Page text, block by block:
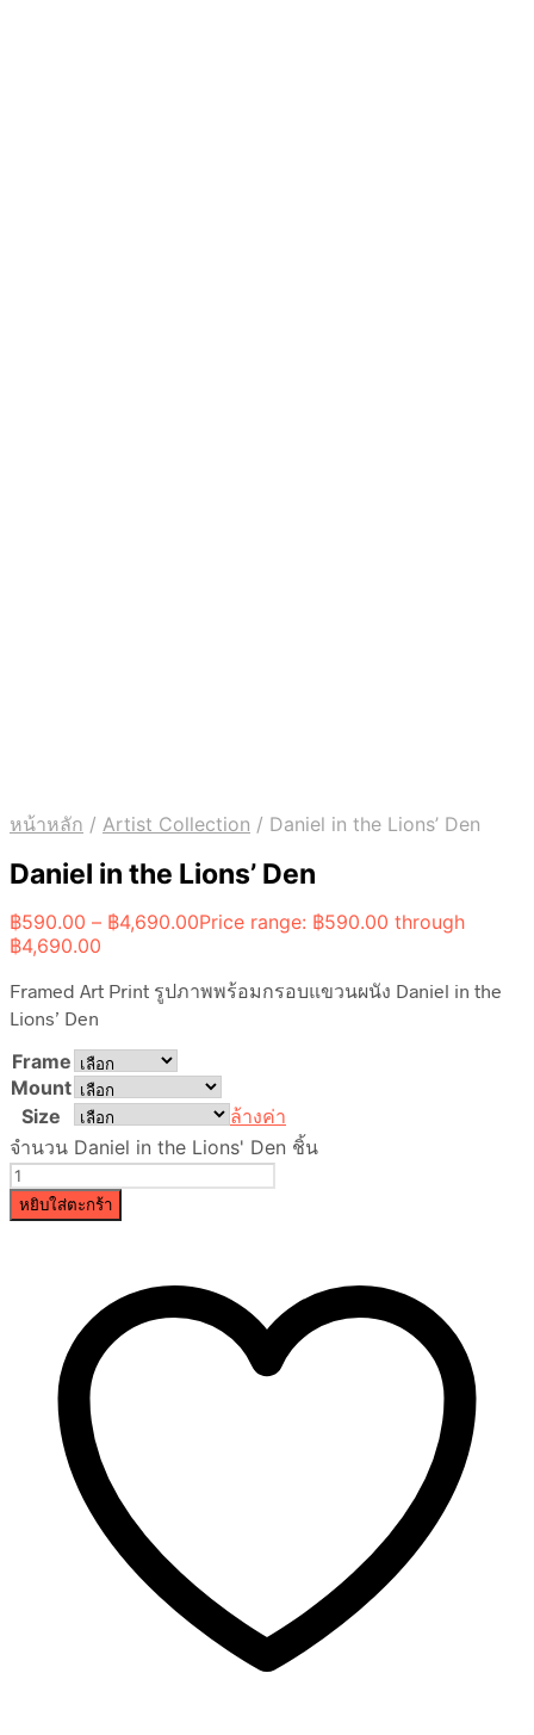
หน้าหลัก / Artist Collection / Daniel in the Lions’ Den
Daniel in the Lions’ Den
฿590.00 – ฿4,690.00Price range: ฿590.00 through
฿4,690.00
Framed Art Print รูปภาพพร้อมกรอบแขวนผนัง Daniel in the
Lions’ Den
Frame
Mount
Size
ล้างค่า
จำนวน Daniel in the Lions' Den ชิ้น
หยิบใส่ตะกร้า